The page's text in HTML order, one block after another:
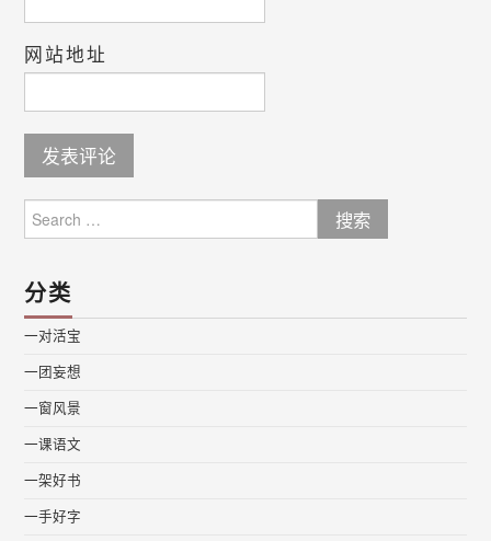
网站地址
for:
分类
一对活宝
一团妄想
一窗风景
一课语文
一架好书
一手好字